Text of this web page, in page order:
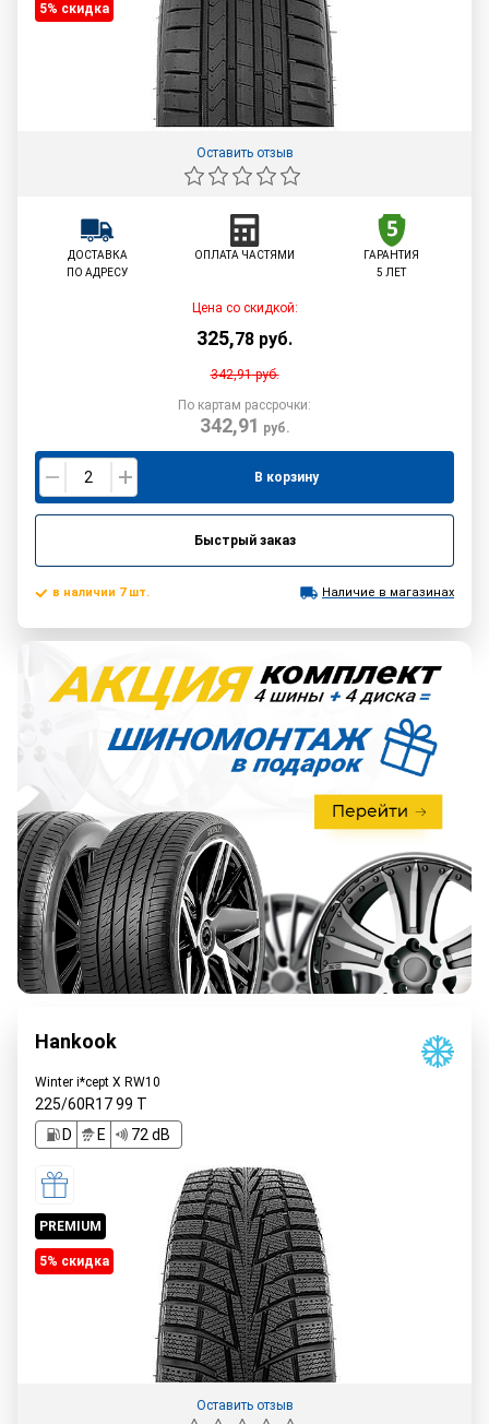
5% cкидка
Оставить отзыв
ДОСТАВКА
ПО АДРЕСУ
ОПЛАТА ЧАСТЯМИ
ГАРАНТИЯ
5 ЛЕТ
Цена со скидкой:
325,78 руб.
342,91руб.
По картам рассрочки:
342,91 руб.
В корзину
Быстрый заказ
в наличии 7 шт. Наличие в магазинах
Hankook
Winter i*cept X RW10
225/60R1799 T
D
E 72 dB
PREMIUM
5% cкидка
Оставить отзыв